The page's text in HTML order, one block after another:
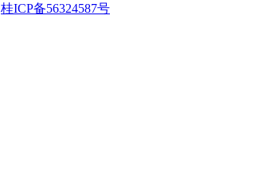
桂ICP备56324587号